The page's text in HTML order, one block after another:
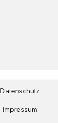
Datenschutz
Impressum